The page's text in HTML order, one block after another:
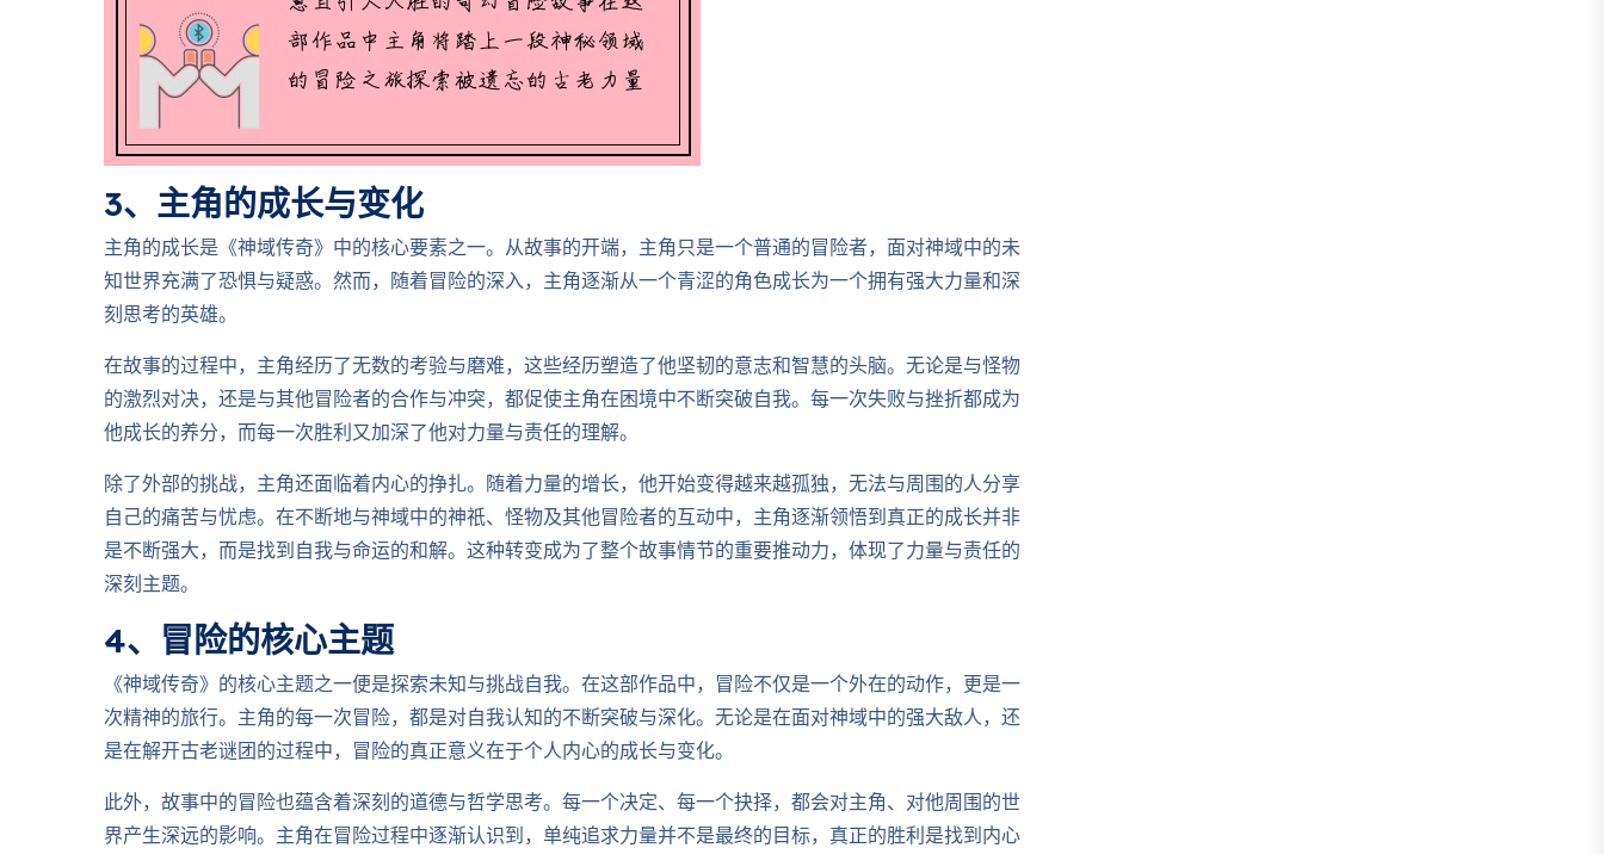
3、主角的成长与变化
主角的成长是《神域传奇》中的核心要素之一。从故事的开端，主角只是一个普通的冒险者，面对神域中的未
知世界充满了恐惧与疑惑。然而，随着冒险的深入，主角逐渐从一个青涩的角色成长为一个拥有强大力量和深
刻思考的英雄。
在故事的过程中，主角经历了无数的考验与磨难，这些经历塑造了他坚韧的意志和智慧的头脑。无论是与怪物
的激烈对决，还是与其他冒险者的合作与冲突，都促使主角在困境中不断突破自我。每一次失败与挫折都成为
他成长的养分，而每一次胜利又加深了他对力量与责任的理解。
除了外部的挑战，主角还面临着内心的挣扎。随着力量的增长，他开始变得越来越孤独，无法与周围的人分享
自己的痛苦与忧虑。在不断地与神域中的神祇、怪物及其他冒险者的互动中，主角逐渐领悟到真正的成长并非
是不断强大，而是找到自我与命运的和解。这种转变成为了整个故事情节的重要推动力，体现了力量与责任的
深刻主题。
4、冒险的核心主题
《神域传奇》的核心主题之一便是探索未知与挑战自我。在这部作品中，冒险不仅是一个外在的动作，更是一
次精神的旅行。主角的每一次冒险，都是对自我认知的不断突破与深化。无论是在面对神域中的强大敌人，还
是在解开古老谜团的过程中，冒险的真正意义在于个人内心的成长与变化。
此外，故事中的冒险也蕴含着深刻的道德与哲学思考。每一个决定、每一个抉择，都会对主角、对他周围的世
界产生深远的影响。主角在冒险过程中逐渐认识到，单纯追求力量并不是最终的目标，真正的胜利是找到内心